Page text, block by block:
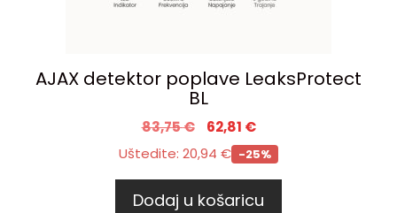
AJAX detektor poplave LeaksProtect
BL
83,75€ 62,81 €
Uštedite: 20,94 € -25%
Dodaj u košaricu